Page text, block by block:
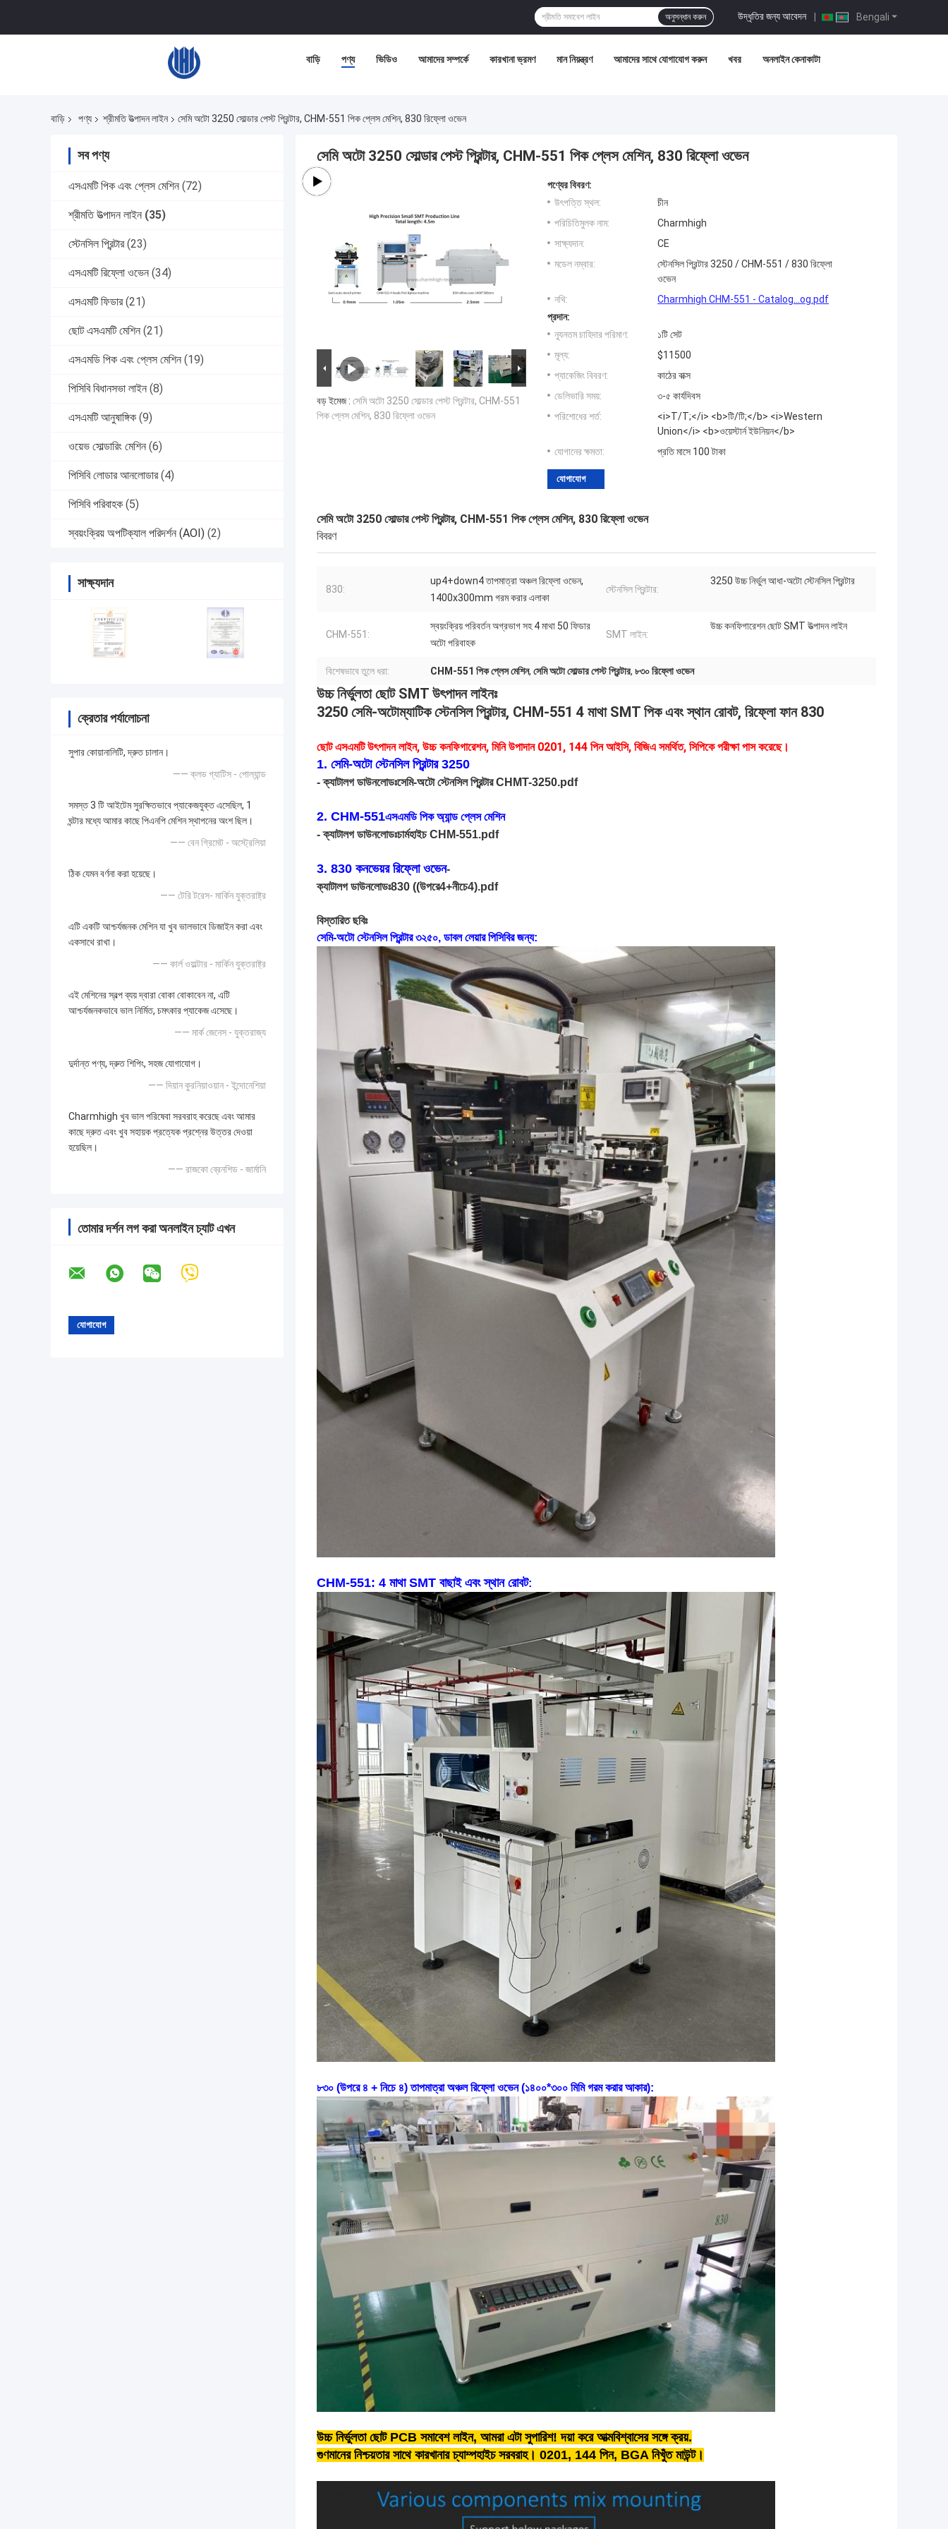
Bengali
উদ্ধৃতির জন্য আবেদন |
অনুসন্ধান করুন
বাড়ি পণ্য ভিডিও আমাদের সম্পর্কে কারখানা ভ্রমণ মান নিয়ন্ত্রণ আমাদের সাথে যোগাযোগ করুন খবর অনলাইন কেনাকাটা
বাড়ি পণ্য শ্রীমতি উত্পাদন লাইন সেমি অটো 3250 সোল্ডার পেস্ট প্রিন্টার, CHM-551 পিক প্লেস মেশিন, 830 রিফ্লো ওভেন
সব পণ্য
এসএমটি পিক এবং প্লেস মেশিন (72)
শ্রীমতি উত্পাদন লাইন (35)
স্টেনসিল প্রিন্টার (23)
এসএমটি রিফ্লো ওভেন (34)
এসএমটি ফিডার (21)
ছোট এসএমটি মেশিন (21)
এসএমডি পিক এবং প্লেস মেশিন (19)
পিসিবি বিধানসভা লাইন (8)
এসএমটি আনুষাঙ্গিক (9)
ওয়েভ সোল্ডারিং মেশিন (6)
পিসিবি লোডার আনলোডার (4)
পিসিবি পরিবাহক (5)
স্বয়ংক্রিয় অপটিক্যাল পরিদর্শন (AOI) (2)
সাক্ষ্যদান
ক্রেতার পর্যালোচনা
সুপার কোয়ানালিটি, দ্রুত চালান।
—— ক্লড গ্যাটিস - পোল্যান্ড
সমস্ত 3 টি আইটেম সুরক্ষিতভাবে প্যাকেজযুক্ত এসেছিল, 1
ঘন্টার মধ্যে আমার কাছে পিএনপি মেশিন স্থাপনের অংশ ছিল।
—— বেন গ্রিমেট - অস্ট্রেলিয়া
ঠিক যেমন বর্ণনা করা হয়েছে।
—— টেরি টরেস- মার্কিন যুক্তরাষ্ট্র
এটি একটি আশ্চর্যজনক মেশিন যা খুব ভালভাবে ডিজাইন করা এবং
একসাথে রাখা।
—— কার্ল ওয়াল্টার - মার্কিন যুক্তরাষ্ট্র
এই মেশিনের স্বল্প ব্যয় দ্বারা বোকা বোকাবেন না, এটি
আশ্চর্যজনকভাবে ভাল নির্মিত, চমৎকার প্যাকেজ এসেছে।
—— মার্ক জেনেস - যুক্তরাজ্য
দুর্দান্ত পণ্য, দ্রুত শিপিং, সহজ যোগাযোগ।
—— দিয়ান কুরনিয়াওয়ান - ইন্দোনেশিয়া
Charmhigh খুব ভাল পরিষেবা সরবরাহ করেছে এবং আমার
কাছে দ্রুত এবং খুব সহায়ক প্রত্যেক প্রশ্নের উত্তর দেওয়া
হয়েছিল।
—— রাজকো ব্রেনশিড - জার্মানি
তোমার দর্শন লগ করা অনলাইন চ্যাট এখন
সেমি অটো 3250 সোল্ডার পেস্ট প্রিন্টার, CHM-551 পিক প্লেস মেশিন, 830 রিফ্লো ওভেন
বড় ইমেজ : সেমি অটো 3250 সোল্ডার পেস্ট প্রিন্টার, CHM-551
পিক প্লেস মেশিন, 830 রিফ্লো ওভেন
পণ্যের বিবরণ:
উৎপত্তি স্থল:
চীন
পরিচিতিমুলক নাম:
Charmhigh
সাক্ষ্যদান:
CE
মডেল নম্বার:
স্টেনসিল প্রিন্টার 3250 / CHM-551 / 830 রিফ্লো
ওভেন
নথি:
Charmhigh CHM-551 - Catalog...og.pdf
প্রদান:
ন্যূনতম চাহিদার পরিমাণ:
১টি সেট
মূল্য:
$11500
প্যাকেজিং বিবরণ:
কাঠের বাক্স
ডেলিভারি সময়:
৩-৫ কার্যদিবস
পরিশোধের শর্ত:
<i>T/T;</i> <b>টি/টি;</b> <i>Western
Union</i> <b>ওয়েস্টার্ন ইউনিয়ন</b>
যোগানের ক্ষমতা:
প্রতি মাসে 100 টাকা
যোগাযোগ
সেমি অটো 3250 সোল্ডার পেস্ট প্রিন্টার, CHM-551 পিক প্লেস মেশিন, 830 রিফ্লো ওভেন
বিবরণ
830:
up4+down4 তাপমাত্রা অঞ্চল রিফ্লো ওভেন,
1400x300mm গরম করার এলাকা
স্টেনসিল প্রিন্টার:
3250 উচ্চ নির্ভুল আধা-অটো স্টেনসিল প্রিন্টার
CHM-551:
স্বয়ংক্রিয় পরিবর্তন অগ্রভাগ সহ 4 মাথা 50 ফিডার
অটো পরিবাহক
SMT লাইন:
উচ্চ কনফিগারেশন ছোট SMT উত্পাদন লাইন
বিশেষভাবে তুলে ধরা: CHM-551 পিক প্লেস মেশিন, সেমি অটো সোল্ডার পেস্ট প্রিন্টার, ৮৩০ রিফ্লো ওভেন
উচ্চ নির্ভুলতা ছোট SMT উৎপাদন লাইনঃ
3250 সেমি-অটোম্যাটিক স্টেনসিল প্রিন্টার, CHM-551 4 মাথা SMT পিক এবং স্থান রোবট, রিফ্লো ফান 830
ছোট এসএমটি উৎপাদন লাইন, উচ্চ কনফিগারেশন, মিনি উপাদান 0201, 144 পিন আইসি, বিজিএ সমর্থিত, সিপিকে পরীক্ষা পাস করেছে।
1. সেমি-অটো স্টেনসিল প্রিন্টার 3250
- ক্যাটালগ ডাউনলোডঃসেমি-অটো স্টেনসিল প্রিন্টার CHMT-3250.pdf
2. CHM-551এসএমডি পিক অ্যান্ড প্লেস মেশিন
- ক্যাটালগ ডাউনলোডঃচার্মহাইচ CHM-551.pdf
3. 830 কনভেয়র রিফ্লো ওভেন-
ক্যাটালগ ডাউনলোডঃ830 ((উপরে4+নীচে4).pdf
বিস্তারিত ছবিঃ
সেমি-অটো স্টেনসিল প্রিন্টার ৩২৫০, ডাবল লেয়ার পিসিবির জন্য:
CHM-551: 4 মাথা SMT বাছাই এবং স্থান রোবট:
৮৩০ (উপরে ৪ + নিচে ৪) তাপমাত্রা অঞ্চল রিফ্লো ওভেন (১৪০০*৩০০ মিমি গরম করার আকার):
উচ্চ নির্ভুলতা ছোট PCB সমাবেশ লাইন, আমরা এটা সুপারিশ! দয়া করে আত্মবিশ্বাসের সঙ্গে ক্রয়.
গুণমানের নিশ্চয়তার সাথে কারখানার চ্যাম্পহাইচ সরবরাহ। 0201, 144 পিন, BGA নিখুঁত মাউন্ট।